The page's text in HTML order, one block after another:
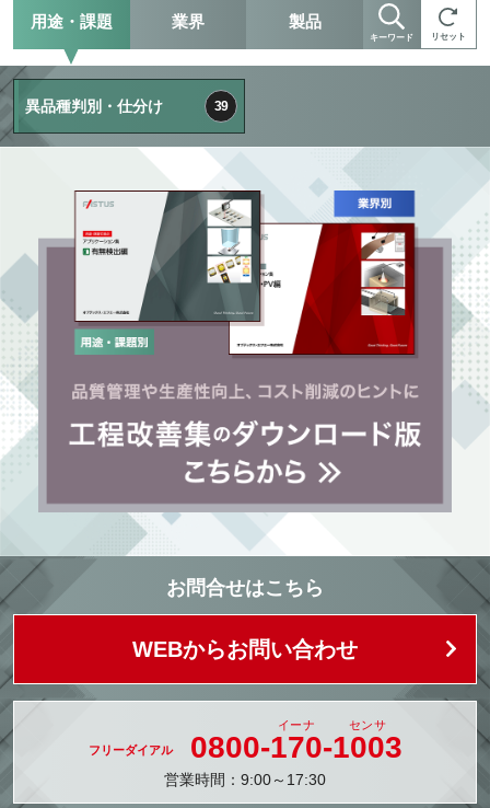
用途・課題 業界 製品
キーワード リセット
異品種判別・仕分け 39
お問合せはこちら
WEBからお問い合わせ
0800-170-1003
営業時間：9:00～17:30